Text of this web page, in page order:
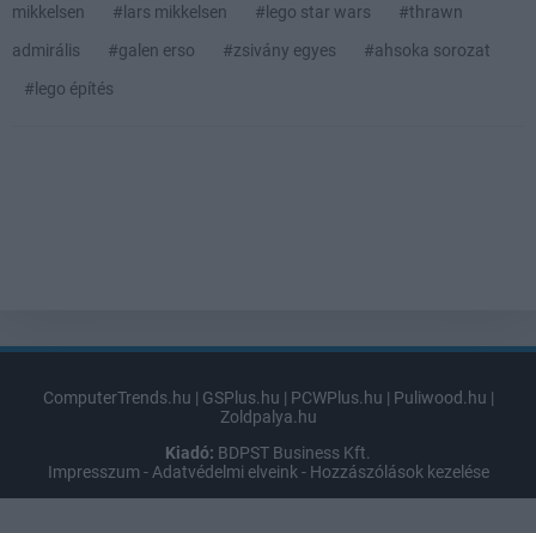
mikkelsen
#lars mikkelsen #lego star wars
#thrawn
admirális
#galen erso #zsivány egyes
#ahsoka sorozat
#lego építés
ComputerTrends.hu | GSPlus.hu | PCWPlus.hu | Puliwood.hu |
Zoldpalya.hu
Kiadó: BDPST Business Kft.
Impresszum - Adatvédelmi elveink - Hozzászólások kezelése